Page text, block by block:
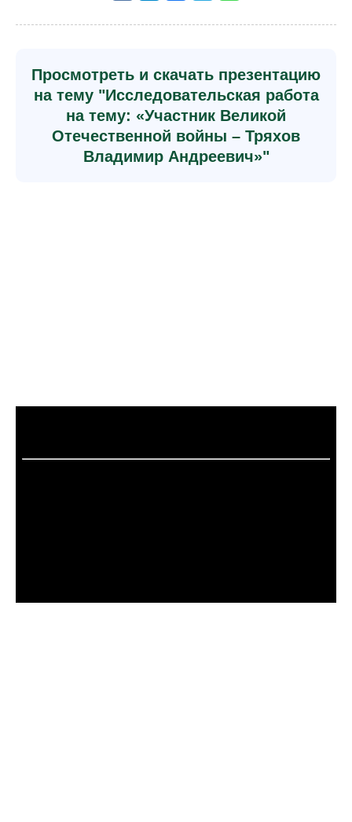
Просмотреть и скачать презентацию
на тему "Исследовательская работа
на тему: «Участник Великой
Отечественной войны – Тряхов
Владимир Андреевич»"